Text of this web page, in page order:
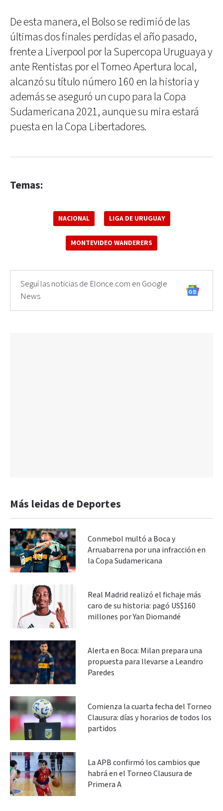
De esta manera, el Bolso se redimió de las
últimas dos finales perdidas el año pasado,
frente a Liverpool por la Supercopa Uruguaya y
ante Rentistas por el Torneo Apertura local,
alcanzó su título número 160 en la historia y
además se aseguró un cupo para la Copa
Sudamericana 2021, aunque su mira estará
puesta en la Copa Libertadores.
Temas:
NACIONAL LIGA DE URUGUAY
MONTEVIDEO WANDERERS
Seguí las noticias de Elonce.com en Google
News
Más leidas de Deportes
Conmebol multó a Boca y
Arruabarrena por una infracción en
la Copa Sudamericana
Real Madrid realizó el fichaje más
caro de su historia: pagó US$160
millones por Yan Diomandé
Alerta en Boca: Milan prepara una
propuesta para llevarse a Leandro
Paredes
Comienza la cuarta fecha del Torneo
Clausura: días y horarios de todos los
partidos
La APB confirmó los cambios que
habrá en el Torneo Clausura de
Primera A